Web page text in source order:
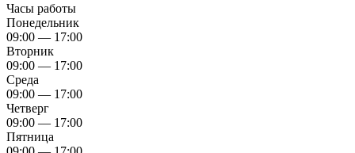
Часы работы
Понедельник
09:00 — 17:00
Вторник
09:00 — 17:00
Среда
09:00 — 17:00
Четверг
09:00 — 17:00
Пятница